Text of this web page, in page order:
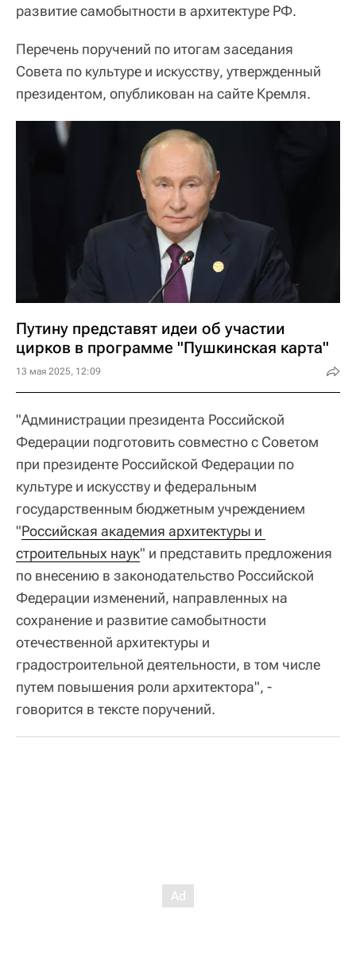
развитие самобытности в архитектуре РФ.
Перечень поручений по итогам заседания
Совета по культуре и искусству, утвержденный
президентом, опубликован на сайте Кремля.
Путину представят идеи об участии
цирков в программе "Пушкинская карта"
13 мая 2025, 12:09
"Администрации президента Российской
Федерации подготовить совместно с Советом
при президенте Российской Федерации по
культуре и искусству и федеральным
государственным бюджетным учреждением
"Российская академия архитектуры и
строительных наук" и представить предложения
по внесению в законодательство Российской
Федерации изменений, направленных на
сохранение и развитие самобытности
отечественной архитектуры и
градостроительной деятельности, в том числе
путем повышения роли архитектора", -
говорится в тексте поручений.